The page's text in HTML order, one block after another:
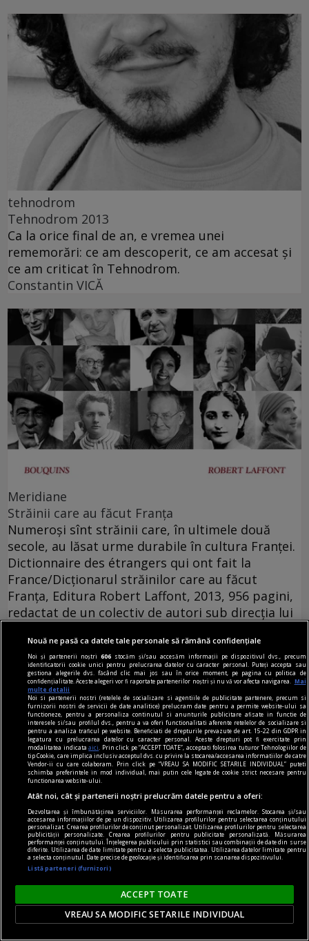
tehnodrom
Tehnodrom 2013
Ca la orice final de an, e vremea unei
rememorări: ce am descoperit, ce am accesat şi
ce am criticat în Tehnodrom.
Constantin VICĂ
Meridiane
Străinii care au făcut Franţa
Numeroşi sînt străinii care, în ultimele două
secole, au lăsat urme durabile în cultura Franţei.
Dictionnaire des étrangers qui ont fait la
France/Dicţionarul străinilor care au făcut
Franţa, Editura Robert Laffont, 2013, 956 pagini,
redactat de un colectiv de autori sub direcţia lui
depune mărturie în acest sens.
Petre RĂILEANU
tehnodrom
echitate şi ebook
În Statele Unite, a început un scandal din cauza
ediţiilor digitale şi a prezenţei lor în biblioteci.
Nouă ne pasă ca datele tale personale să rămână confidențiale
Noi și partenerii noștri606 stocăm și/sau accesăm informații pe dispozitivul dvs., precum
identificatorii cookie unici pentru prelucrarea datelor cu caracter personal. Puteți accepta sau
gestiona alegerile dvs. făcând clic mai jos sau în orice moment, pe pagina cu politica de
confidențialitate. Aceste alegeri vor fi raportate partenerilor noștri și nu vă vor afecta navigarea.
Mai
multe detalii
Noi si partenerii nostri (retelele de socializare si agentiile de publicitate partenere, precum si
furnizorii nostri de servicii de date analitice) prelucram date pentru a permite website-ului sa
functioneze, pentru a personaliza continutul si anunturile publicitare afisate in functie de
interesele si/sau profilul dvs., pentru a va oferi functionalitati aferente retelelor de socializare si
pentru a analiza traficul pe website. Beneficiati de drepturile prevazute de art. 15-22 din GDPR in
legatura cu prelucrarea datelor cu caracter personal. Aceste drepturi pot fi exercitate prin
modalitatea indicataaici
. Prin click pe “ACCEPT TOATE”, acceptati folosirea tuturor Tehnologiilor de
tip Cookie, care implica inclusiv acceptul dvs. cu privire la stocarea/accesarea informatiilor de catre
Vendor-ii cu care colaboram. Prin click pe “VREAU SA MODIFIC SETARILE INDIVIDUAL” puteti
schimba preferintele in mod individual, mai putin cele legate de cookie strict necesare pentru
functionarea website-ului.
Atât noi, cât și partenerii noștri prelucrăm datele pentru a oferi:
Dezvoltarea și îmbunătățirea serviciilor. Măsurarea performanței reclamelor. Stocarea și/sau
accesarea informațiilor de pe un dispozitiv. Utilizarea profilurilor pentru selectarea conținutului
personalizat. Crearea profilurilor de conținut personalizat. Utilizarea profilurilor pentru selectarea
publicității personalizate. Crearea profilurilor pentru publicitate personalizată. Măsurarea
performanței conținutului. Înțelegerea publicului prin statistici sau combinații de date din surse
diferite. Utilizarea de date limitate pentru a selecta publicitatea. Utilizarea datelor limitate pentru
a selecta conținutul. Date precise de geolocație și identificarea prin scanarea dispozitivului.
Listă parteneri (furnizori)
ACCEPT TOATE
VREAU SA MODIFIC SETARILE INDIVIDUAL